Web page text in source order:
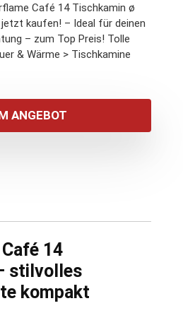
Café 14 Tischkamin ø
kaufen! – Ideal für deinen
– zum Top Preis! Tolle
& Wärme > Tischkamine
ANGEBOT
14
stilvolles
kompakt